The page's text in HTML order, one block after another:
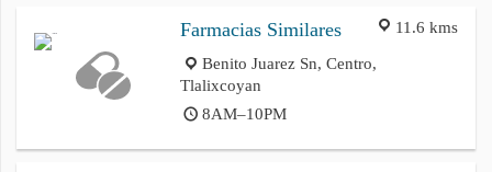
11.6 kms
Farmacias Similares
Benito Juarez Sn, Centro,
Tlalixcoyan
8AM–10PM